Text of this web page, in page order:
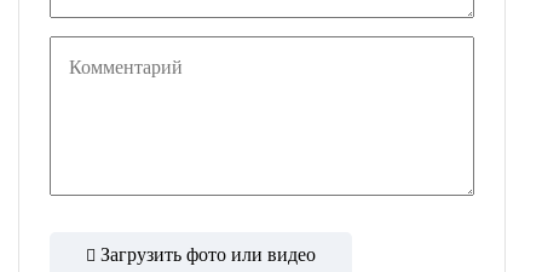
Загрузить фото или видео